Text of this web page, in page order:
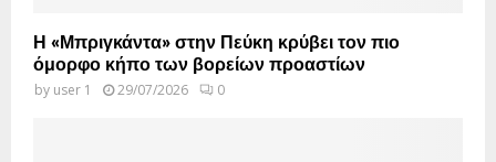
Η «Μπριγκάντα» στην Πεύκη κρύβει τον πιο
όμορφο κήπο των βορείων προαστίων
by user 1 29/07/2026 0